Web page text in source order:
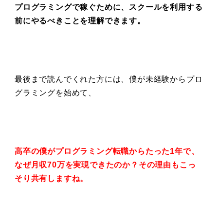
プログラミングで稼ぐために、スクールを利用する
前にやるべきことを理解できます。
最後まで読んでくれた方には、僕が未経験からプロ
グラミングを始めて、
高卒の僕がプログラミング転職からたった1年で、
なぜ月収70万を実現できたのか？ その理由もこっ
そり共有しますね。